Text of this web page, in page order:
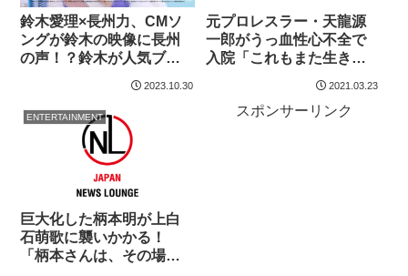
鈴木愛理×長州力、CMソ
ングが鈴木の映像に長州
の声！？鈴木が人気ブラ
2023.10.30
元プロレスラー・天龍源
一郎がうっ血性心不全で
入院「これもまた生き
2021.03.23
ENTERTAINMENT
巨大化した柄本明が上白
石萌歌に襲いかかる！
「柄本さんは、その場に
スポンサーリンク